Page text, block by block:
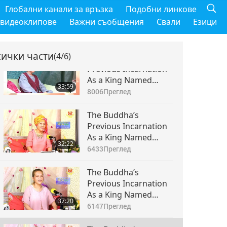
Глобални канали за връзка
Подобни линкове
Важни съобщения Свали Езици
части(4/6)
33:59
Previous Incarnation
As a King Named
Great Clear Light, Part
8006Преглед
32:22
The Buddha’s
Previous Incarnation
As a King Named
Great Clear Light, Part
6433Преглед
37:20
The Buddha’s
Previous Incarnation
As a King Named
Great Clear Light, Part
3 of 6, Sep. 12, 2015
6147Преглед